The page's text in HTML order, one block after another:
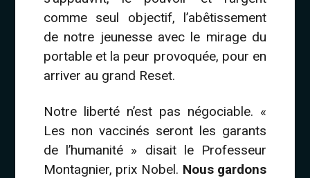
comme seul objectif, l’abêtissement
de notre jeunesse avec le mirage du
portable et la peur provoquée, pour en
arriver au grand Reset.
Notre liberté n’est pas négociable. «
Les non vaccinés seront les garants
de l’humanité » disait le Professeur
Montagnier, prix Nobel. Nous gardons